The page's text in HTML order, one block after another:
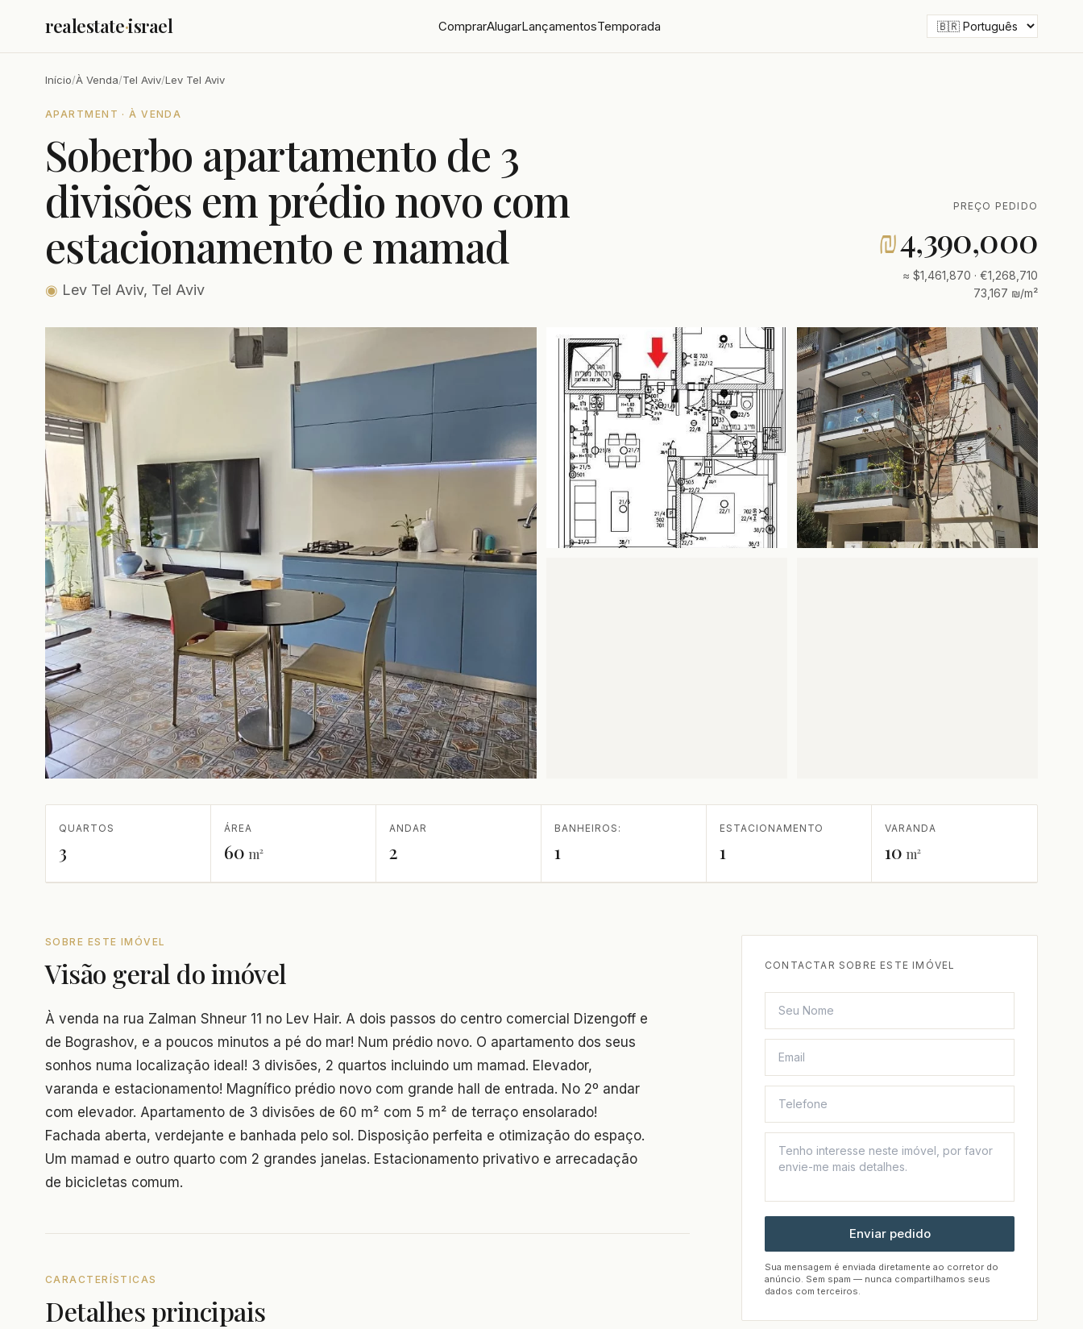
realestate·israel ComprarAlugarLançamentosTemporada
Início/À Venda/Tel Aviv/Lev Tel Aviv
APARTMENT · À VENDA
Soberbo apartamento de 3
divisões em prédio novo com
estacionamento e mamad
◉ Lev Tel Aviv, Tel Aviv
PREÇO PEDIDO
₪4,390,000
≈ $1,461,870 · €1,268,710
73,167 ₪/m²
QUARTOS
3
ÁREA
60 m²
ANDAR
2
BANHEIROS:
1
ESTACIONAMENTO
1
VARANDA
10 m²
SOBRE ESTE IMÓVEL
Visão geral do imóvel
À venda na rua Zalman Shneur 11 no Lev Hair. A dois passos do centro comercial Dizengoff e
de Bograshov, e a poucos minutos a pé do mar! Num prédio novo. O apartamento dos seus
sonhos numa localização ideal! 3 divisões, 2 quartos incluindo um mamad. Elevador,
varanda e estacionamento! Magnífico prédio novo com grande hall de entrada. No 2º andar
com elevador. Apartamento de 3 divisões de 60 m² com 5 m² de terraço ensolarado!
Fachada aberta, verdejante e banhada pelo sol. Disposição perfeita e otimização do espaço.
Um mamad e outro quarto com 2 grandes janelas. Estacionamento privativo e arrecadação
de bicicletas comum.
CARACTERÍSTICAS
Detalhes principais
CONTACTAR SOBRE ESTE IMÓVEL
Enviar pedido
Sua mensagem é enviada diretamente ao corretor do
anúncio. Sem spam — nunca compartilhamos seus
dados com terceiros.